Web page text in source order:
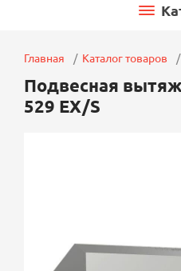
Главная Каталог товаров
Подвесная
529 EX/S